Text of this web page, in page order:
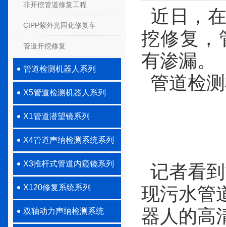
非开挖管道修复工程
CIPP紫外光固化修复车
管道开挖修复
管道检测机器人系列
X5管道检测机器人系列
X1管道潜望镜系列
X4管道声纳检测系统系列
X3推杆式管道内窥镜系列
X120修复系统系列
双轴动力声纳检测系统
近日，
挖修复，
有渗漏。
管道检
记者看
现污水管
器人的高